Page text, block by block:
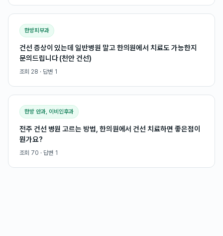
한방피부과
건선 증상이 있는데 일반병원 말고 한의원에서 치료도 가능한지
문의드립니다 (천안 건선)
조회 28 · 답변 1
한방 안과, 이비인후과
전주 건선 병원 고르는 방법, 한의원에서 건선 치료하면 좋은점이
뭔가요?
조회 70 · 답변 1